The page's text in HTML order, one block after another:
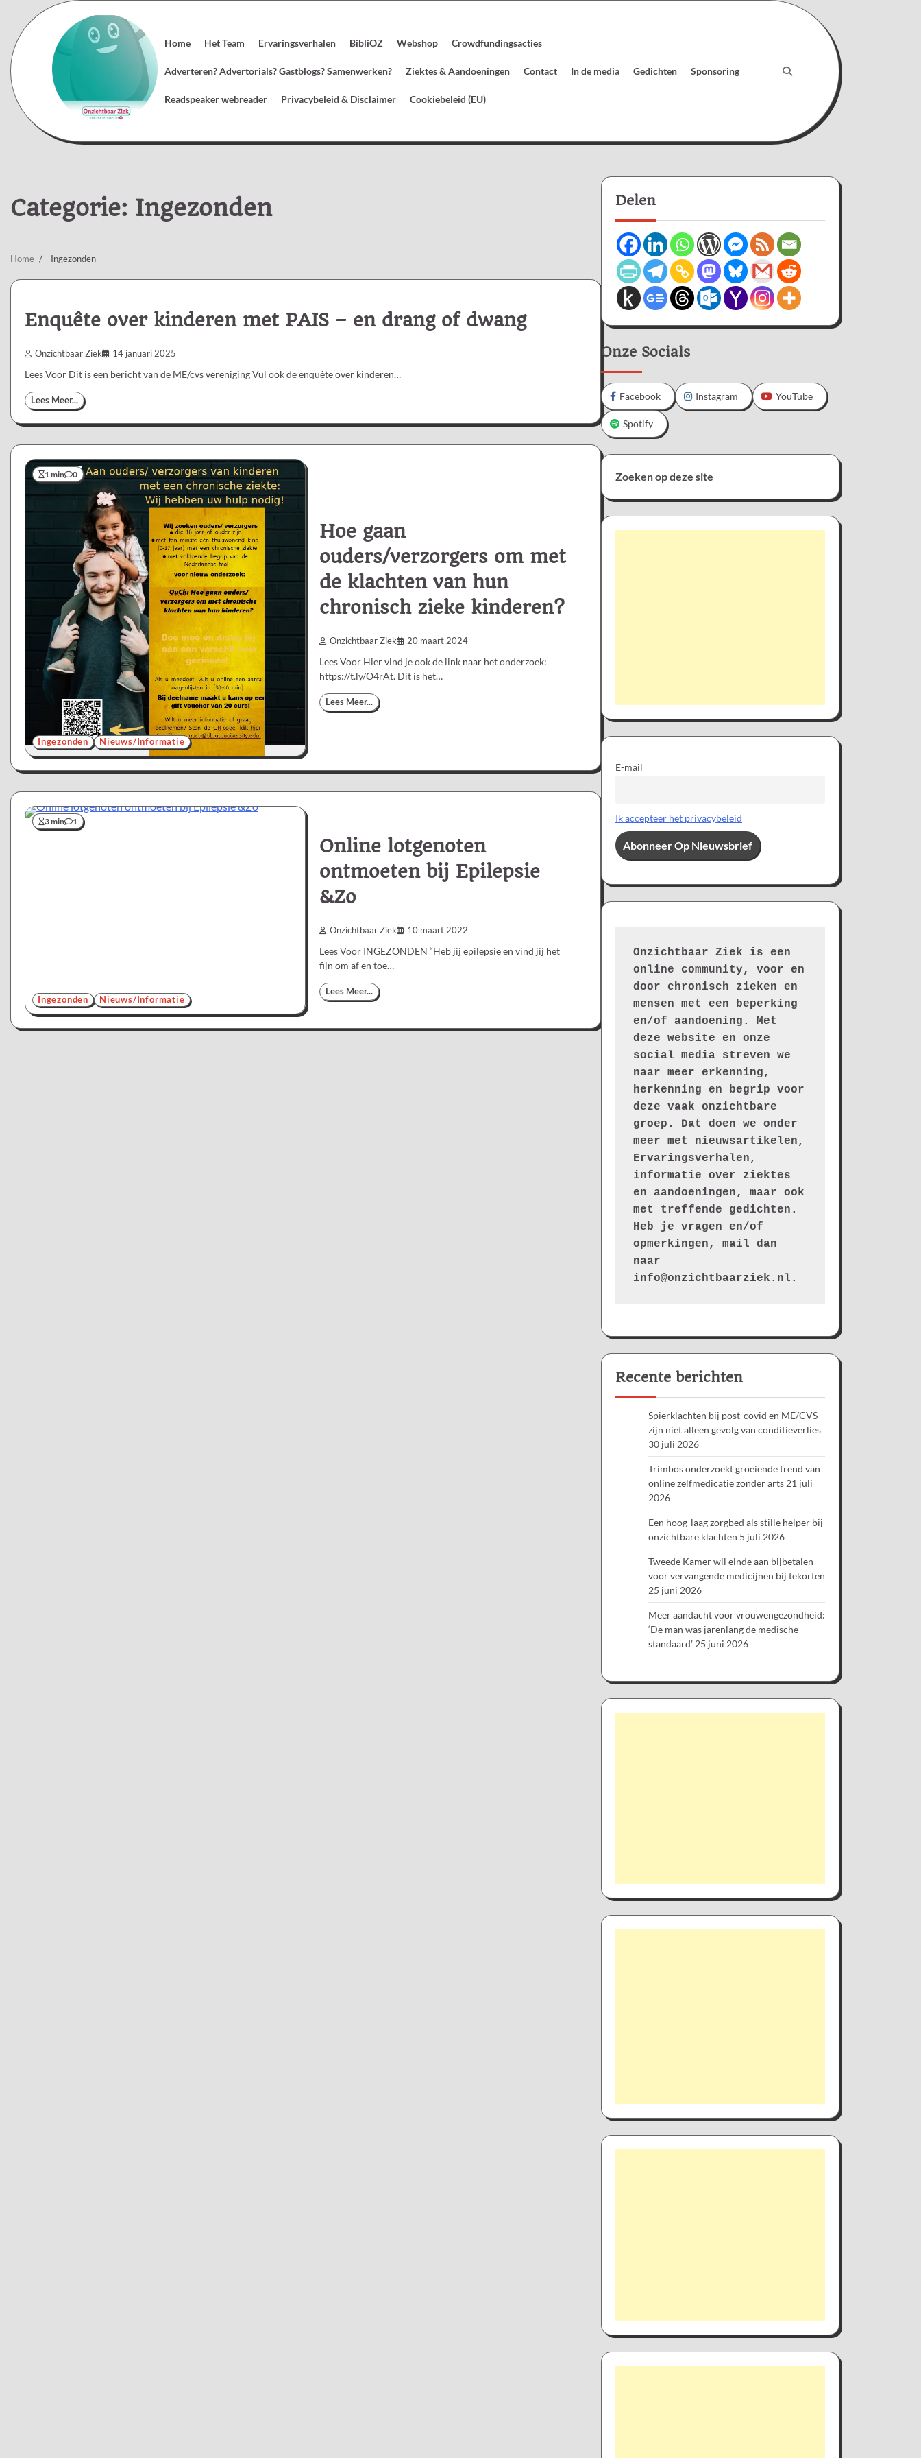
content
Home Het Team Ervaringsverhalen BibliOZ Webshop Crowdfundingsacties
Adverteren? Advertorials? Gastblogs? Samenwerken? Ziektes & Aandoeningen Contact In de media Gedichten Sponsoring
Readspeaker webreader Privacybeleid & Disclaimer Cookiebeleid (EU)
Categorie: Ingezonden
Home Ingezonden
Enquête over kinderen met PAIS – en drang of dwang
Onzichtbaar Ziek 14 januari 2025
Lees Voor Dit is een bericht van de ME/cvs vereniging Vul ook de enquête over kinderen…
Lees Meer...
1 min 0
Ingezonden Nieuws/Informatie
Hoe gaan
ouders/verzorgers om met
de klachten van hun
chronisch zieke kinderen?
Onzichtbaar Ziek 20 maart 2024
Lees Voor Hier vind je ook de link naar het onderzoek:
https://t.ly/O4rAt. Dit is het…
Lees Meer...
3 min 1
Ingezonden Nieuws/Informatie
Online lotgenoten
ontmoeten bij Epilepsie
&Zo
Onzichtbaar Ziek 10 maart 2022
Lees Voor INGEZONDEN “Heb jij epilepsie en vind jij het
fijn om af en toe…
Lees Meer...
Delen
Onze Socials
Facebook Instagram YouTube
Spotify
Zoeken op deze site
E-mail
Ik accepteer het privacybeleid
Onzichtbaar Ziek is een
online community, voor en
door chronisch zieken en
mensen met een beperking
en/of aandoening. Met
deze website en onze
social media streven we
naar meer erkenning,
herkenning en begrip voor
deze vaak onzichtbare
groep. Dat doen we onder
meer met nieuwsartikelen,
Ervaringsverhalen,
informatie over ziektes
en aandoeningen, maar ook
met treffende gedichten.
Heb je vragen en/of
opmerkingen, mail dan
naar
info@onzichtbaarziek.nl.
Recente berichten
Spierklachten bij post-covid en ME/CVS
zijn niet alleen gevolg van conditieverlies
30 juli 2026
Trimbos onderzoekt groeiende trend van
online zelfmedicatie zonder arts 21 juli
2026
Een hoog-laag zorgbed als stille helper bij
onzichtbare klachten 5 juli 2026
Tweede Kamer wil einde aan bijbetalen
voor vervangende medicijnen bij tekorten
25 juni 2026
Meer aandacht voor vrouwengezondheid:
‘De man was jarenlang de medische
standaard’ 25 juni 2026